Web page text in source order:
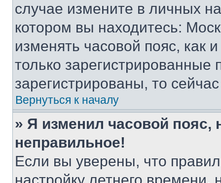
случае измените в личных
котором вы находитесь:
изменять часовой пояс, как
только
зарегистрированы, то
Вернуться к началу
» Я изменил часовой пояс,
неправильное!
Если вы уверены, что